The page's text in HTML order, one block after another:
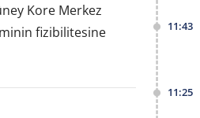
Kore Merkez
fizibilitesine
11:43
11:25